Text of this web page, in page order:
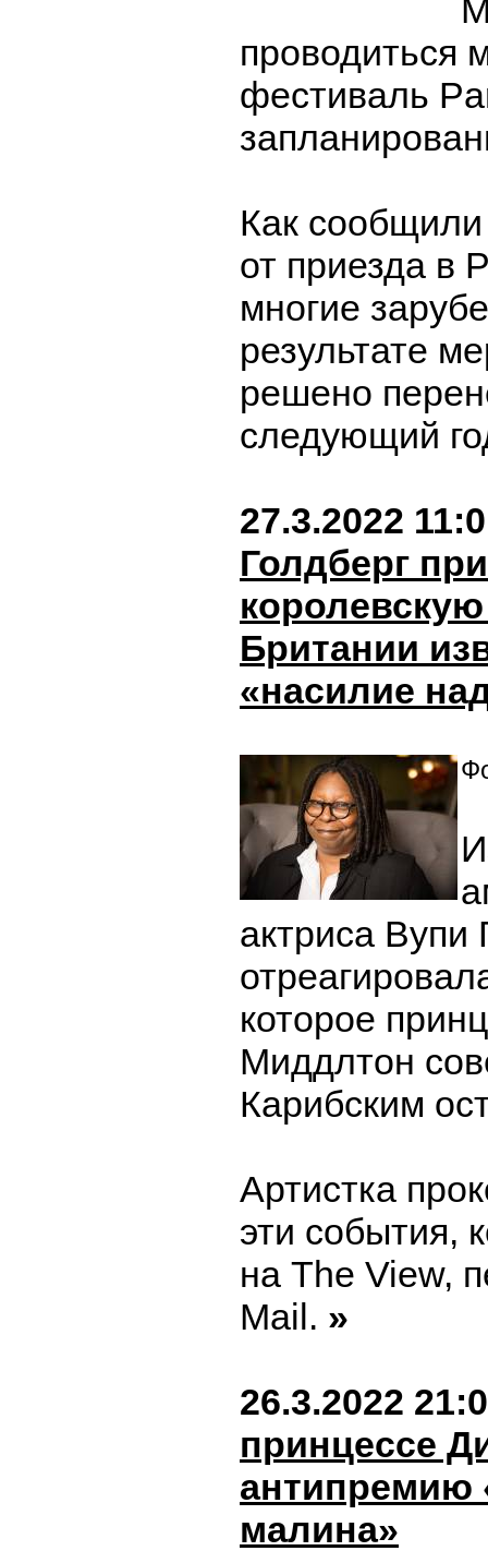
проводиться
фестиваль
Как
от приезда в
многие
результате
решено
следующий
27.3.2022
Голдберг
Британии
«насилие
актриса Вупи
которое
Миддлтон
Карибским
Артистка
эти события,
на The View,
Mail. »
26.3.2022
принцессе
антипремию
малина»